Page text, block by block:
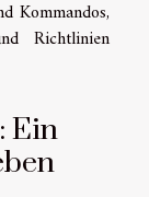
Kommandos,
Richtlinien
Ein